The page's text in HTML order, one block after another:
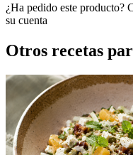
¿Ha pedido este producto?
su cuenta
Otros recetas